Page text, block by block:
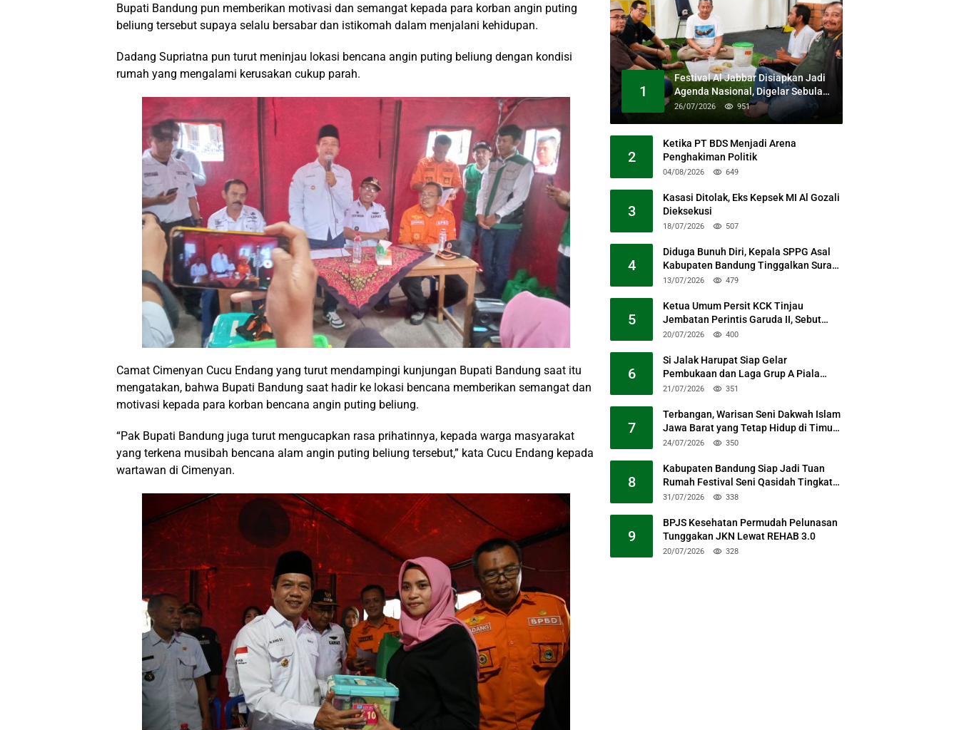
Bupati Bandung pun memberikan motivasi dan semangat kepada para korban angin puting
beliung tersebut supaya selalu bersabar dan istikomah dalam menjalani kehidupan.
Dadang Supriatna pun turut meninjau lokasi bencana angin puting beliung dengan kondisi
rumah yang mengalami kerusakan cukup parah.
Camat Cimenyan Cucu Endang yang turut mendampingi kunjungan Bupati Bandung saat itu
mengatakan, bahwa Bupati Bandung saat hadir ke lokasi bencana memberikan semangat dan
motivasi kepada para korban bencana angin puting beliung.
“Pak Bupati Bandung juga turut mengucapkan rasa prihatinnya, kepada warga masyarakat
yang terkena musibah bencana alam angin puting beliung tersebut,” kata Cucu Endang kepada
wartawan di Cimenyan.
1
Festival Al Jabbar Disiapkan Jadi
Agenda Nasional, Digelar Sebulan
Penuh di Kawasan Masjid Raya Al
26/07/2026 951
2
Ketika PT BDS Menjadi Arena
Penghakiman Politik
04/08/2026 649
3
Kasasi Ditolak, Eks Kepsek MI Al Gozali
Dieksekusi
18/07/2026 507
4
Diduga Bunuh Diri, Kepala SPPG Asal
Kabupaten Bandung Tinggalkan Surat
Permohonan Maaf
13/07/2026 479
5
Ketua Umum Persit KCK Tinjau
Jembatan Perintis Garuda II, Sebut
Simbol Kebersamaan TNI dan Rakyat
20/07/2026 400
6
Si Jalak Harupat Siap Gelar
Pembukaan dan Laga Grup A Piala
Presiden 2026 Sabtu Mendatang
21/07/2026 351
7
Terbangan, Warisan Seni Dakwah Islam
Jawa Barat yang Tetap Hidup di Timur
Kabupaten Bandung
24/07/2026 350
8
Kabupaten Bandung Siap Jadi Tuan
Rumah Festival Seni Qasidah Tingkat
Nasional
31/07/2026 338
9
BPJS Kesehatan Permudah Pelunasan
Tunggakan JKN Lewat REHAB 3.0
20/07/2026 328